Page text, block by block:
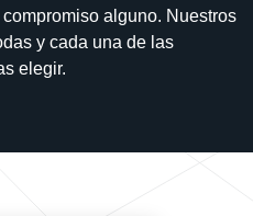
alguno. Nuestros
y cada una de las
elegir.